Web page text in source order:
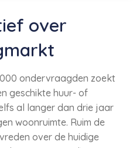
over
ondervraagden zoekt
geschikte huur- of
al langer dan drie jaar
woonruimte. Ruim de
over de huidige